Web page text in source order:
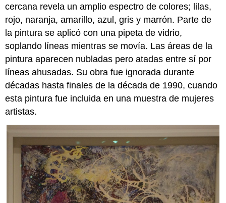
cercana revela un amplio espectro de colores; lilas,
rojo, naranja, amarillo, azul, gris y marrón. Parte de
la pintura se aplicó con una pipeta de vidrio,
soplando líneas mientras se movía. Las áreas de la
pintura aparecen nubladas pero atadas entre sí por
líneas ahusadas. Su obra fue ignorada durante
décadas hasta finales de la década de 1990, cuando
esta pintura fue incluida en una muestra de mujeres
artistas.